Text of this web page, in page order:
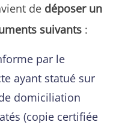
de déposer un
suivants :
par le
ayant statué sur
domiciliation
(copie certifiée